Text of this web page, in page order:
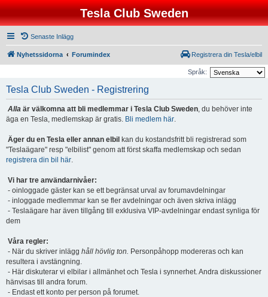
Tesla Club Sweden
Senaste Inlägg
Nyhetssidorna Forumindex Registrera din Tesla/elbil
Språk:
Tesla Club Sweden - Registrering
Alla är välkomna att bli medlemmar i Tesla Club Sweden, du behöver inte
äga en Tesla, medlemskap är gratis. Bli medlem här.
Äger du en Tesla eller annan elbil kan du kostandsfritt bli registrerad som
"Teslaägare" resp "elbilist" genom att först skaffa medlemskap och sedan
registrera din bil här.
Vi har tre användarnivåer:
- oinloggade gäster kan se ett begränsat urval av forumavdelningar
- inloggade medlemmar kan se fler avdelningar och även skriva inlägg
- Teslaägare har även tillgång till exklusiva VIP-avdelningar endast synliga för
dem
Våra regler:
- När du skriver inlägg håll hövlig ton. Personpåhopp modereras och kan
resultera i avstängning.
- Här diskuterar vi elbilar i allmänhet och Tesla i synnerhet. Andra diskussioner
hänvisas till andra forum.
- Endast ett konto per person på forumet.